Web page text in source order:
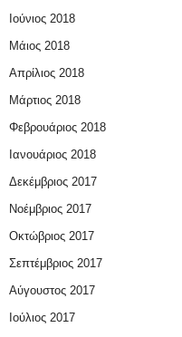
Ιούνιος 2018
Μάιος 2018
Απρίλιος 2018
Μάρτιος 2018
Φεβρουάριος 2018
Ιανουάριος 2018
Δεκέμβριος 2017
Νοέμβριος 2017
Οκτώβριος 2017
Σεπτέμβριος 2017
Αύγουστος 2017
Ιούλιος 2017